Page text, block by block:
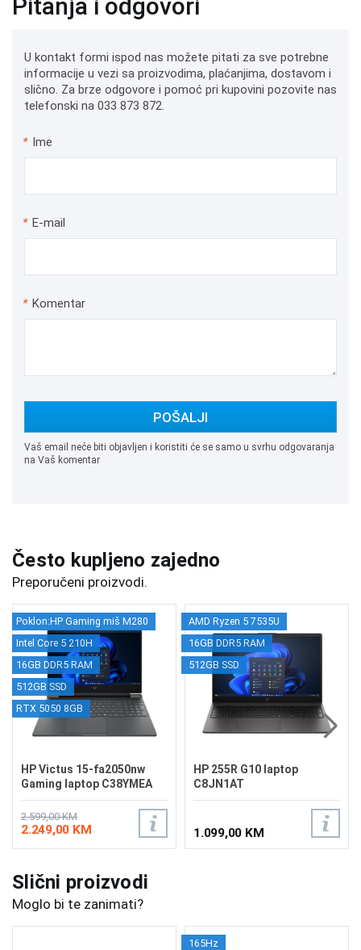
Pitanja i odgovori
U kontakt formi ispod nas možete pitati za sve potrebne
informacije u vezi sa proizvodima, plaćanjima, dostavom i
slično. Za brze odgovore i pomoć pri kupovini pozovite nas
telefonski na 033 873 872.
* Ime
* E-mail
* Komentar
POŠALJI
Vaš email neće biti objavljen i koristiti će se samo u svrhu odgovaranja
na Vaš komentar
Često kupljeno zajedno
Preporučeni proizvodi.
Poklon:HP Gaming miš M280
Intel Core 5 210H
16GB DDR5 RAM
512GB SSD
RTX 5050 8GB
HP Victus 15-fa2050nw
Gaming laptop C38YMEA
2.599,00 KM
2.249,00 KM
AMD Ryzen 5 7535U
16GB DDR5 RAM
512GB SSD
HP 255R G10 laptop
C8JN1AT
1.099,00 KM
Slični proizvodi
Moglo bi te zanimati?
165Hz